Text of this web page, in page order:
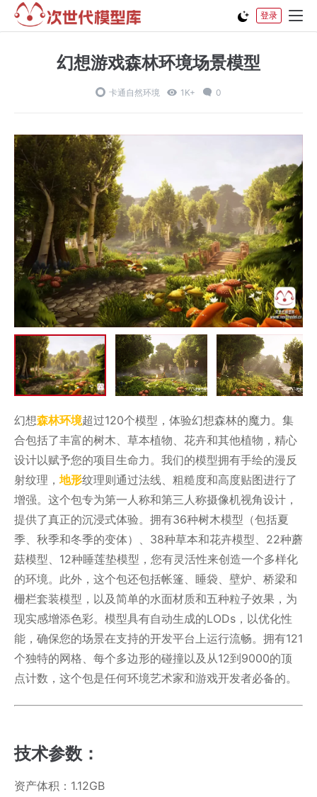
登录
幻想游戏森林环境场景模型
卡通自然环境 1K+ 0
幻想森林环境超过120个模型，体验幻想森林的魔力。集
合包括了丰富的树木、草本植物、花卉和其他植物，精心
设计以赋予您的项目生命力。我们的模型拥有手绘的漫反
射纹理， 地形纹理则通过法线、粗糙度和高度贴图进行了
增强。这个包专为第一人称和第三人称摄像机视角设计，
提供了真正的沉浸式体验。拥有36种树木模型（包括夏
季、秋季和冬季的变体）、38种草本和花卉模型、22种蘑
菇模型、12种睡莲垫模型，您有灵活性来创造一个多样化
的环境。此外，这个包还包括帐篷、睡袋、壁炉、桥梁和
栅栏套装模型，以及简单的水面材质和五种粒子效果，为
现实感增添色彩。模型具有自动生成的LODs，以优化性
能，确保您的场景在支持的开发平台上运行流畅。拥有121
个独特的网格、每个多边形的碰撞以及从12到9000的顶
点计数，这个包是任何环境艺术家和游戏开发者必备的。
技术参数：
资产体积：1.12GB